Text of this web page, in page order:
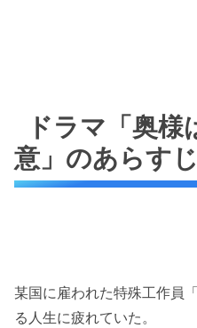
ドラマ「奥
意」のあらす
某国に雇われた特殊工作員
る人生に疲れていた。